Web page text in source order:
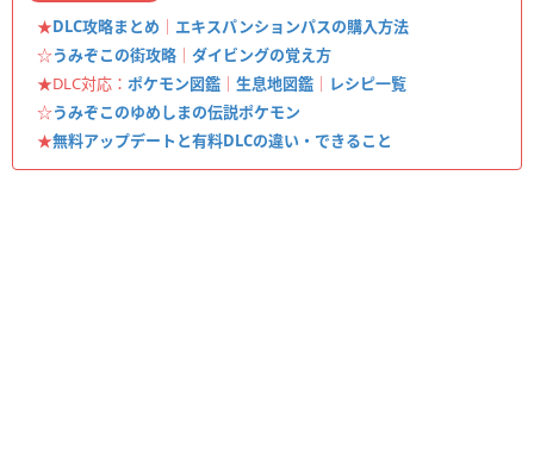
★DLC攻略まとめ ｜ エキスパンションパスの購入方法
☆うみぞこの街攻略 ｜ ダイビングの覚え方
★DLC対応： ポケモン図鑑 ｜ 生息地図鑑 ｜ レシピ一覧
☆うみぞこのゆめしまの伝説ポケモン
★無料アップデートと有料DLCの違い・できること